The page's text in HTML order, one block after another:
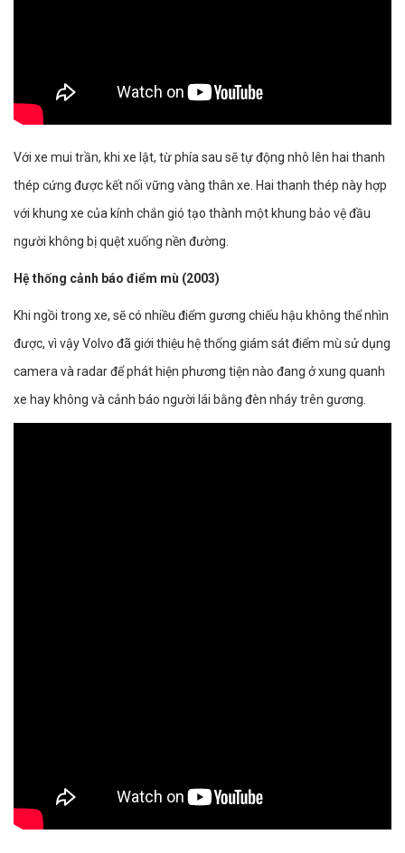
Với xe mui trần, khi xe lật, từ phía sau sẽ tự động nhô lên hai thanh
thép cứng được kết nối vững vàng thân xe. Hai thanh thép này hợp
với khung xe của kính chắn gió tạo thành một khung bảo vệ đầu
người không bị quệt xuống nền đường.
Hệ thống cảnh báo điểm mù (2003)
Khi ngồi trong xe, sẽ có nhiều điểm gương chiếu hậu không thể nhìn
được, vì vậy Volvo đã giới thiệu hệ thống giám sát điểm mù sử dụng
camera và radar để phát hiện phương tiện nào đang ở xung quanh
xe hay không và cảnh báo người lái bằng đèn nháy trên gương.